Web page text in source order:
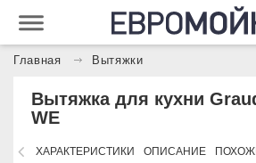
Главная Вытяжки
Вытяжка для кухни
WE
ХАРАКТЕРИСТИКИ ОПИСАНИЕ